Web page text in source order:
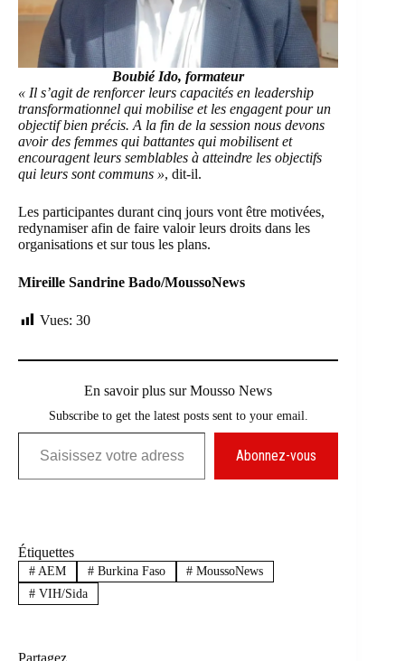
Boubié Ido, formateur
« Il s’agit de renforcer leurs capacités en leadership
transformationnel qui mobilise et les engagent pour un
objectif bien précis. A la fin de la session nous devons
avoir des femmes qui battantes qui mobilisent et
encouragent leurs semblables à atteindre les objectifs
qui leurs sont communs », dit-il.
Les participantes durant cinq jours vont être motivées,
redynamiser afin de faire valoir leurs droits dans les
organisations et sur tous les plans.
Mireille Sandrine Bado/MoussoNews
Vues: 30
En savoir plus sur Mousso News
Subscribe to get the latest posts sent to your email.
Saisissez votre adresse e-mail…
Abonnez-vous
Étiquettes
#AEM #Burkina Faso # MoussoNews
#VIH/Sida
Partagez